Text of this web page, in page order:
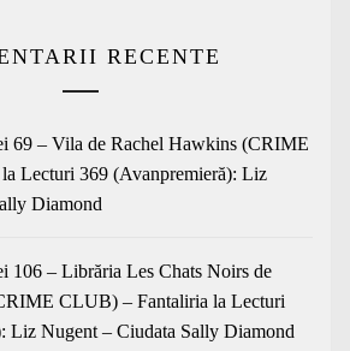
RECENTE
69 – Vila de Rachel Hawkins (CRIME
la Lecturi 369 (Avanpremieră): Liz
Diamond
106 – Librăria Les Chats Noirs de
CLUB) – Fantaliria la Lecturi
Liz Nugent – Ciudata Sally Diamond